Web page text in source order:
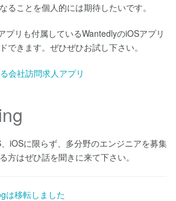
ることを個人的には期待したいです。
プリも付属しているWantedlyのiOSアプリ
できます。ぜひぜひお試し下さい。
会社訪問求人アプリ
iOSに限らず、多分野のエンジニアを募集
方はぜひ話を聞きに来て下さい。
は移転しました